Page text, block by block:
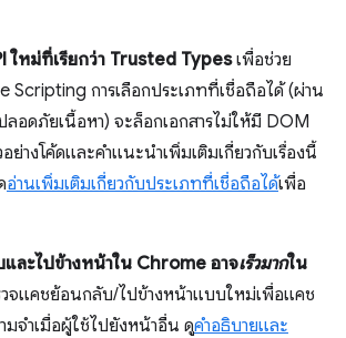
ใหม่ที่เรียกว่า Trusted Typesเพื่อช่วย
การเลือกประเภทที่เชื่อถือได้ (ผ่าน
ลอดภัยเนื้อหา) จะล็อกเอกสารไม่ให้มี DOM
อย่างโค้ดและคำแนะนำเพิ่มเติมเกี่ยวกับเรื่องนี้
อ่านเพิ่มเติมเกี่ยวกับประเภทที่เชื่อถือได้เพื่อ
ละไปข้างหน้าใน Chrome อาจเร็วมากใน
รวจแคชย้อนกลับ/ไปข้างหน้าแบบใหม่เพื่อแคช
มจําเมื่อผู้ใช้ไปยังหน้าอื่น ดูคำอธิบายและ